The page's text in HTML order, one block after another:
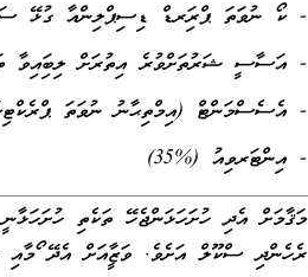
- ކޯ ނުވަތަ ޕްރިފަރޑް ޑިސިޕްލިންއާ ގުޅޭ
- އަސާސީ ޝަރުތަށްވުރެ އިތުރަށް ލިބިފައިވާ
- އެސެސްމަންޓް (އިމްތިޙާނު ނުވަތަ
- އިންޓަރވިއު (%35)
ރެހެންދި ސްކޫލް އަށެވެ. ވަޒީފާއަށް އެދޭ